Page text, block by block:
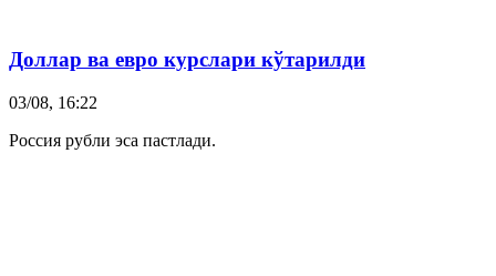
Доллар ва евро курслари кўтарилди
03/08, 16:22
Россия рубли эса пастлади.